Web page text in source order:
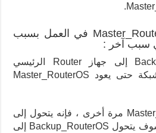
وفي حالة فشل Master_RouterOS في العمل بسبب
سبب آخر :
سيتحول Backup_RouterOS إلى جهاز Router الرئيسي
وسيمرر حركة مرور الشبكة حتى يعود Master_RouterOS
عند استعادة Master_RouterOS مرة أخرى ، فإنه يتحول إلى
جهاز Router الرئيسي وسوف يتحول Backup_RouterOS إلى